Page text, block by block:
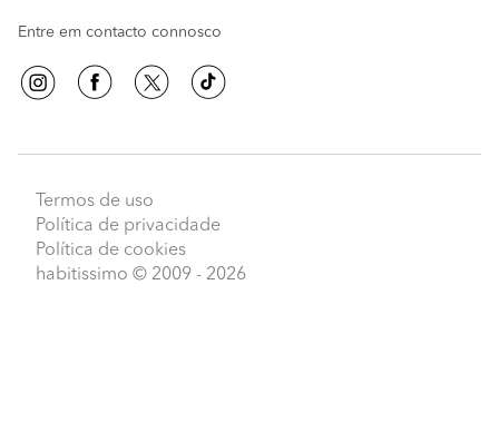
Entre em contacto connosco
Termos de uso
Política de privacidade
Política de cookies
habitissimo © 2009 - 2026